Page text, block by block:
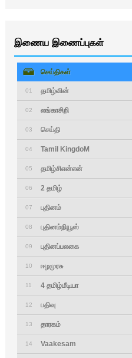
இணைய இணைப்புகள்
செய்திகள்
01 தமிழ்வின்
02 லங்காசிறி
03 செய்தி
04 Tamil KingdoM
05 தமிழ்சிஎன்என்
06 2 தமிழ்
07 புதினம்
08 புதினம்நியூஸ்
09 புதினப்பலகை
10 ஈழமுரசு
11 4 தமிழ்மீடியா
12 பதிவு
13 தாரகம்
14 Vaakesam